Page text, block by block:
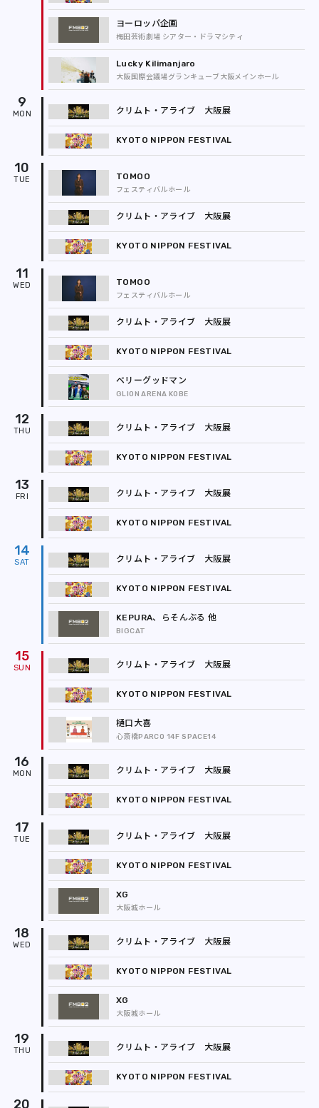
ヨーロッパ企画
梅田芸術劇場 シアター・ドラマシティ
Lucky Kilimanjaro
大阪国際会議場グランキューブ大阪メインホール
9
クリムト・アライブ 大阪展
KYOTO NIPPON FESTIVAL
10
TOMOO
フェスティバルホール
クリムト・アライブ 大阪展
KYOTO NIPPON FESTIVAL
11
TOMOO
フェスティバルホール
クリムト・アライブ 大阪展
KYOTO NIPPON FESTIVAL
ベリーグッドマン
GLION ARENA KOBE
12
クリムト・アライブ 大阪展
KYOTO NIPPON FESTIVAL
13
クリムト・アライブ 大阪展
KYOTO NIPPON FESTIVAL
14
クリムト・アライブ 大阪展
KYOTO NIPPON FESTIVAL
KEPURA、らそんぶる 他
BIGCAT
15
クリムト・アライブ 大阪展
KYOTO NIPPON FESTIVAL
樋口大喜
心斎橋PARCO 14F SPACE14
16
クリムト・アライブ 大阪展
KYOTO NIPPON FESTIVAL
17
クリムト・アライブ 大阪展
KYOTO NIPPON FESTIVAL
XG
大阪城ホール
18
クリムト・アライブ 大阪展
KYOTO NIPPON FESTIVAL
XG
大阪城ホール
19
クリムト・アライブ 大阪展
KYOTO NIPPON FESTIVAL
20